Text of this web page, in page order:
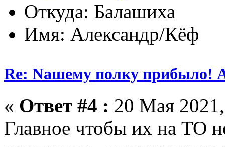
Откуда: Балашиха
Имя: Александр/Кёф
Re: Nашему полку прибыло!
« Ответ #4 : 20 Мая
Главное чтобы их на ТО